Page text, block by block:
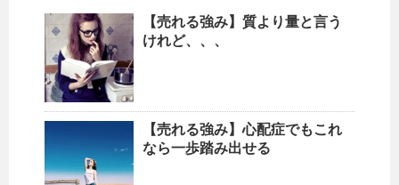
【売れる強み】質より量と言う
けれど、、、
【売れる強み】心配症でもこれ
なら一歩踏み出せる